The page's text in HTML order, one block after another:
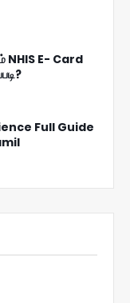
NHIS E- Card
Full Guide